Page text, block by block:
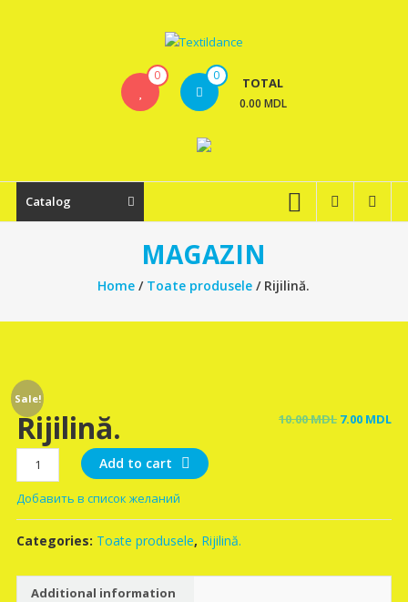
Textildance.md
0 0 TOTAL
0.00 MDL
Catalog
MAGAZIN
Home / Toate produsele / Rijilină.
Sale!
Rijilină. 10.00MDL Original
7.00 MDL
Rijilină.
quantity
Add to cart
Добавить в список желаний
Categories: Toate produsele, Rijilină.
Additional information